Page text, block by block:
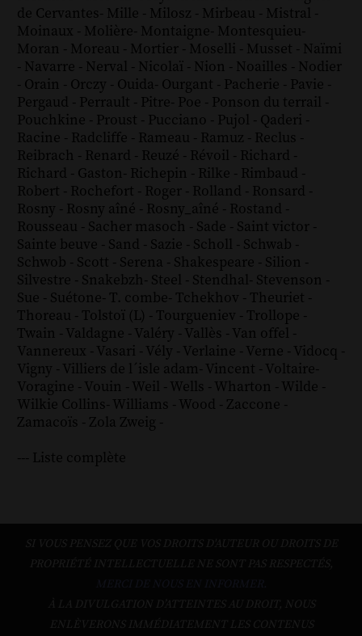
de Cervantes- Mille - Milosz - Mirbeau - Mistral -
Moinaux - Molière- Montaigne- Montesquieu-
Moran - Moreau - Mortier - Moselli - Musset - Naïmi
- Navarre - Nerval - Nicolaï - Nion - Noailles - Nodier
- Orain - Orczy - Ouida- Ourgant - Pacherie - Pavie -
Pergaud - Perrault - Pitre- Poe - Ponson du terrail -
Pouchkine - Proust - Pucciano - Pujol - Qaderi -
Racine - Radcliffe - Rameau - Ramuz - Reclus -
Reibrach - Renard - Reuzé - Révoil - Richard -
Richard - Gaston- Richepin - Rilke - Rimbaud -
Robert - Rochefort - Roger - Rolland - Ronsard -
Rosny - Rosny aîné - Rosny_aîné - Rostand -
Rousseau - Sacher masoch - Sade - Saint victor -
Sainte beuve - Sand - Sazie - Scholl - Schwab -
Schwob - Scott - Serena - Shakespeare - Silion -
Silvestre - Snakebzh- Steel - Stendhal- Stevenson -
Sue - Suétone- T. combe- Tchekhov - Theuriet -
Thoreau - Tolstoï (L) - Tourgueniev - Trollope -
Twain - Valdagne - Valéry - Vallès - Van offel -
Vannereux - Vasari - Vély - Verlaine - Verne - Vidocq -
Vigny - Villiers de l´isle adam- Vincent - Voltaire-
Voragine - Vouin - Weil - Wells - Wharton - Wilde -
Wilkie Collins- Williams - Wood - Zaccone -
Zamacoïs - Zola Zweig -
--- Liste complète